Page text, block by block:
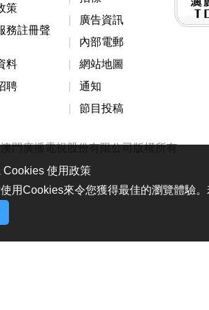
策
務註冊聲
料
聘
廣告資訊
內部電郵
網站地圖
通知
節目投稿
門廣播電視股份有限公司版權所有
Cookies 使用政策
用Cookies來令您獲得最佳的瀏覽體驗